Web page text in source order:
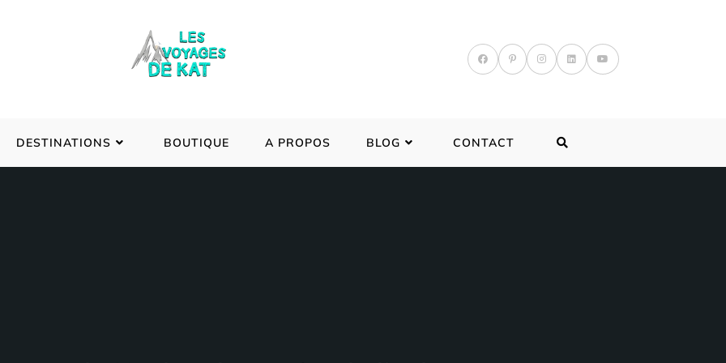
DESTINATIONS BOUTIQUE A PROPOS BLOG CONTACT TOGGLE